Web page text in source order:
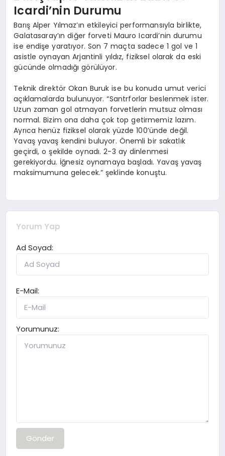
Icardi’nin Durumu
Barış Alper Yılmaz’ın etkileyici performansıyla birlikte,
Galatasaray’ın diğer forveti Mauro Icardi’nin durumu
ise endişe yaratıyor. Son 7 maçta sadece 1 gol ve 1
asistle oynayan Arjantinli yıldız, fiziksel olarak da eski
gücünde olmadığı görülüyor.
Teknik direktör Okan Buruk ise bu konuda umut verici
açıklamalarda bulunuyor. “Santrforlar beslenmek ister.
Uzun zaman gol atmayan forvetlerin mutsuz olması
normal. Bizim ona daha çok top getirmemiz lazım.
Ayrıca henüz fiziksel olarak yüzde 100’ünde değil.
Yavaş yavaş kendini buluyor. Önemli bir sakatlık
geçirdi, o şekilde oynadı. 2-3 ay dinlenmesi
gerekiyordu. İğnesiz oynamaya başladı. Yavaş yavaş
maksimumuna gelecek.” şeklinde konuştu.
Yorum Yap
Ad Soyad:
E-Mail:
Yorumunuz:
Gönder